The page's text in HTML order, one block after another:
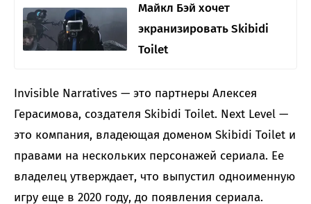
Майкл Бэй хочет
экранизировать Skibidi
Toilet
Invisible Narratives — это партнеры Алексея
Герасимова, создателя Skibidi Toilet. Next Level —
это компания, владеющая доменом Skibidi Toilet и
правами на нескольких персонажей сериала. Ее
владелец утверждает, что выпустил одноименную
игру еще в 2020 году, до появления сериала.